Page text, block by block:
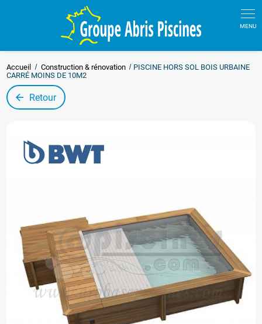
Accueil Construction & rénovation PISCINE HORS SOL BOIS URBAINE
CARRÉ MOINS DE 10M2
Retour
Panneau de gestion des cookies